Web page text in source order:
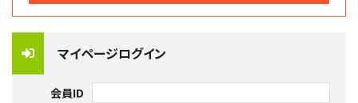
マイページログイン
会員ID